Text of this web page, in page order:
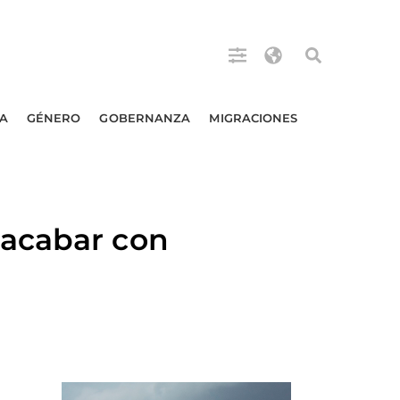
GÉNERO GOBERNANZA MIGRACIONES
con